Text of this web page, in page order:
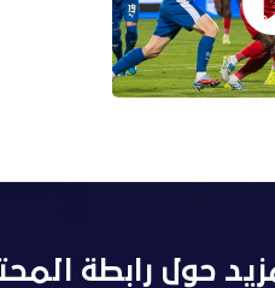
حول رابطة